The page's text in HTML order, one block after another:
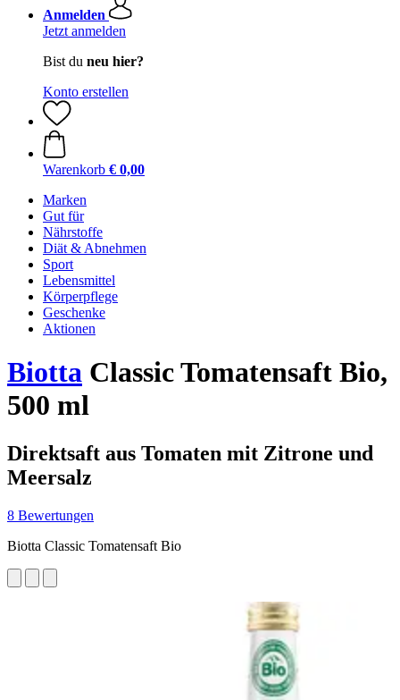
Anmelden
Jetzt anmelden
Bist du neu hier?
Konto erstellen
Warenkorb € 0,00
Marken
Gut für
Nährstoffe
Diät & Abnehmen
Sport
Lebensmittel
Körperpflege
Geschenke
Aktionen
Biotta Classic Tomatensaft Bio,
500 ml
Direktsaft aus Tomaten mit Zitrone und
Meersalz
8 Bewertungen
Biotta Classic Tomatensaft Bio